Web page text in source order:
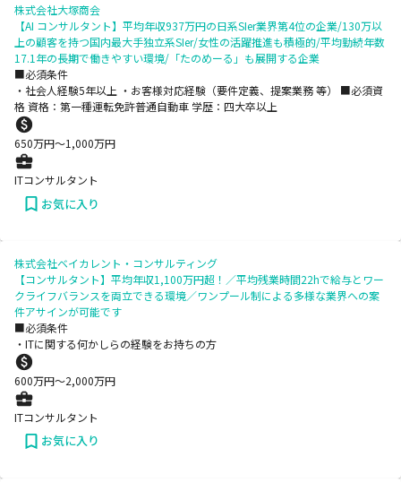
株式会社大塚商会
【AI コンサルタント】平均年収937万円の日系SIer業界第4位の企業/130万以
上の顧客を持つ国内最大手独立系SIer/女性の活躍推進も積極的/平均勤続年数
17.1年の長期で働きやすい環境/「たのめーる」も展開する企業
■必須条件
・社会人経験5年以上 ・お客様対応経験（要件定義、提案業務 等） ■必須資
格 資格：第一種運転免許普通自動車 学歴：四大卒以上
650万円〜1,000万円
ITコンサルタント
お気に入り
株式会社ベイカレント・コンサルティング
【コンサルタント】平均年収1,100万円超！／平均残業時間22hで給与とワー
クライフバランスを両立できる環境／ワンプール制による多様な業界への案
件アサインが可能です
■必須条件
・ITに関する何かしらの経験をお持ちの方
600万円〜2,000万円
ITコンサルタント
お気に入り